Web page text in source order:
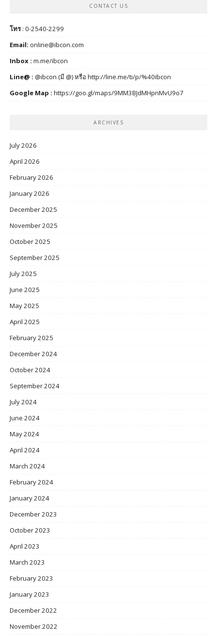
CONTACT US
โทร: 0-2540-2299
Email: online@ibcon.com
Inbox : m.me/ibcon
Line@ : @ibcon (มี @) หรือ http://line.me/ti/p/%40ibcon
Google Map : https://goo.gl/maps/9MM3BJdMHpnMvU9o7
ARCHIVES
July 2026
April 2026
February 2026
January 2026
December 2025
November 2025
October 2025
September 2025
July 2025
June 2025
May 2025
April 2025
February 2025
December 2024
October 2024
September 2024
July 2024
June 2024
May 2024
April 2024
March 2024
February 2024
January 2024
December 2023
October 2023
April 2023
March 2023
February 2023
January 2023
December 2022
November 2022